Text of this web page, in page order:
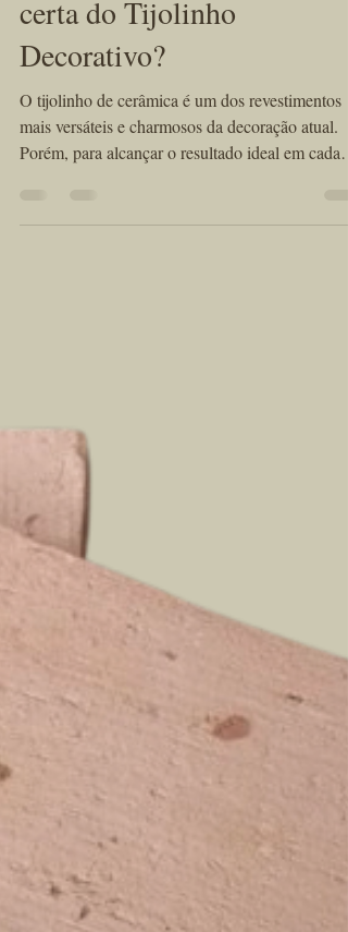
Como escolher a textura
certa do Tijolinho
Decorativo?
O tijolinho de cerâmica é um dos revestimentos
projeto, não basta escolher apenas a cor e o